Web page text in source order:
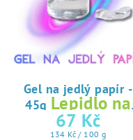
Gel na jedlý papír -
45g Lepidlo na
jedlý papír
67 Kč
Měrná
134 Kč / 100 g